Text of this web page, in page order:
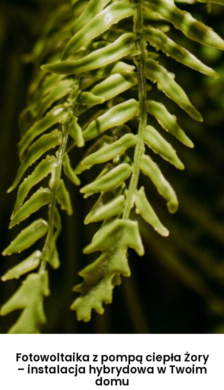
Fotowoltaika z pompą ciepła Żory
– instalacja hybrydowa w Twoim
domu